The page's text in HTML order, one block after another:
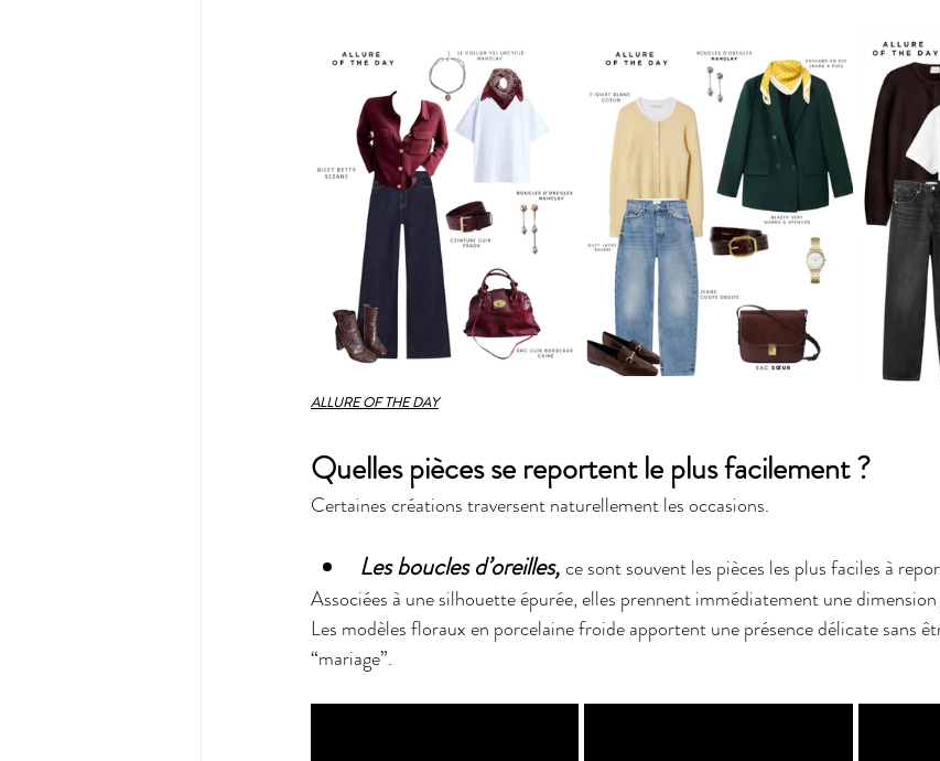
ALLURE OF THE DAY
Quelles pièces se reportent le plus facilement ?
Certaines créations traversent naturellement les occasions.
Les boucles d’oreilles, ce sont souvent les pièces les plus faciles à
Associées à une silhouette épurée, elles prennent immédiatement une
Les modèles floraux en porcelaine froide apportent une présence délicate sans
“mariage”.